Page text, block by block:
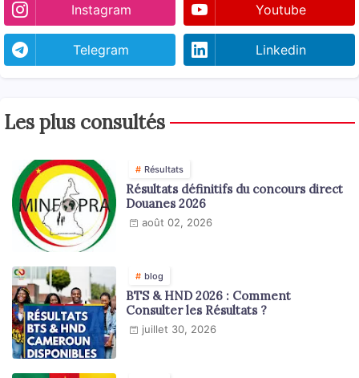
Instagram Youtube
Telegram Linkedin
Les plus consultés
Résultats
Résultats définitifs du concours direct
Douanes 2026
août 02, 2026
blog
BTS & HND 2026 : Comment
Consulter les Résultats ?
juillet 30, 2026